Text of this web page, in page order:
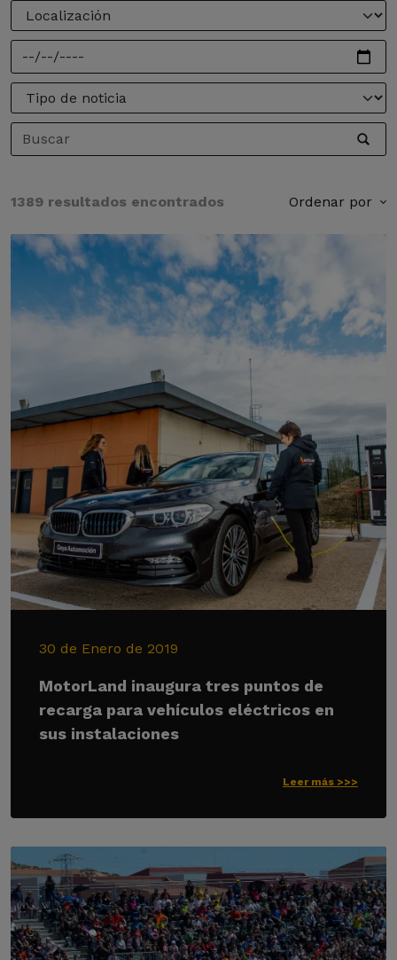
1389 resultados encontrados Ordenar por
30 de Enero de 2019
MotorLand inaugura tres puntos de
recarga para vehículos eléctricos en
sus instalaciones
Leer más >>>